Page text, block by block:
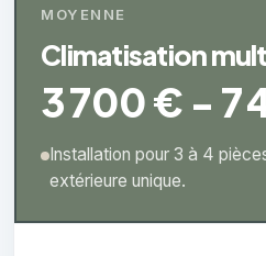
MOYENNE
Climatisation
3 700 € - 7
Installation pour 3 à 4
extérieure unique.